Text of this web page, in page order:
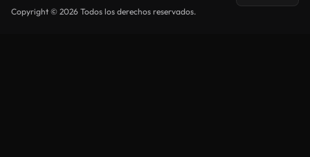
Copyright © 2026 Todos los derechos reservados.